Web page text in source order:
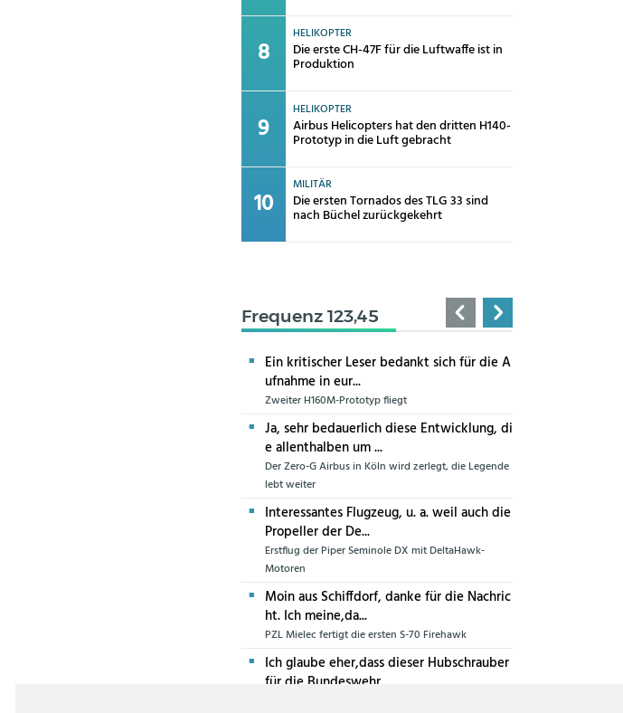
HELIKOPTER
Die erste CH-47F für die Luftwaffe ist in
Produktion
HELIKOPTER
Airbus Helicopters hat den dritten H140-
Prototyp in die Luft gebracht
MILITÄR
Die ersten Tornados des TLG 33 sind
nach Büchel zurückgekehrt
Frequenz 123,45
Ein kritischer Leser bedankt sich für die A
ufnahme in eur...
Zweiter H160M-Prototyp fliegt
Ja, sehr bedauerlich diese Entwicklung, di
e allenthalben um ...
Der Zero-G Airbus in Köln wird zerlegt, die Legende
lebt weiter
Interessantes Flugzeug, u. a. weil auch die
Propeller der De...
Erstflug der Piper Seminole DX mit DeltaHawk-
Motoren
Moin aus Schiffdorf, danke für die Nachric
ht. Ich meine,da...
PZL Mielec fertigt die ersten S-70 Firehawk
Ich glaube eher,dass dieser Hubschrauber
für die Bundeswehr...